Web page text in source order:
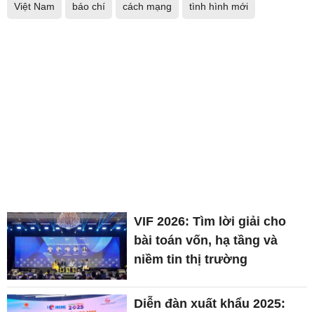
Việt Nam báo chí cách mạng tình hình mới
VIF 2026: Tìm lời giải cho
bài toán vốn, hạ tầng và
niềm tin thị trường
Diễn đàn xuất khẩu 2025: